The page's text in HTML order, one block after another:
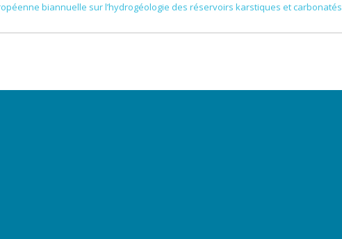
biannuelle sur l’hydrogéologie des réservoirs karstiques et carbonatés